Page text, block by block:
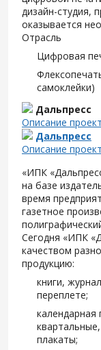
дизайн-студия,
оказывается
Отрасль
Цифровая
самоклейки)
Дальпресс
Описание
Дальпресс
Описание
«ИПК
на базе
время
газетное
Сегодня «ИПК
качеством
продукцию:
книги,
переплете;
календарная
плакаты;